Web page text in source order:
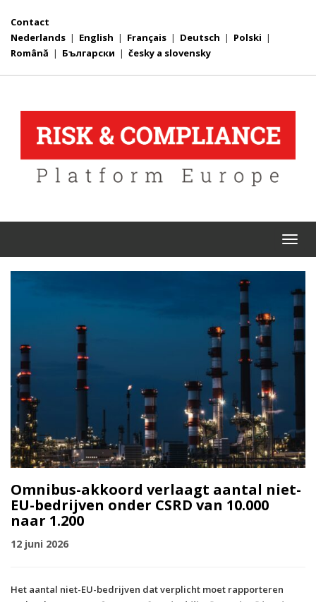
Contact
Nederlands | English | Français | Deutsch | Polski |
Română | Български | česky a slovensky
Omnibus-akkoord verlaagt aantal niet-
EU-bedrijven onder CSRD van 10.000
naar 1.200
12 juni 2026
Het aantal niet-EU-bedrijven dat verplicht moet rapporteren